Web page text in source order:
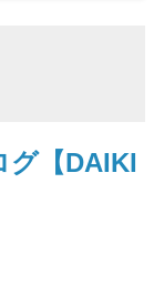
グ【DAIKI